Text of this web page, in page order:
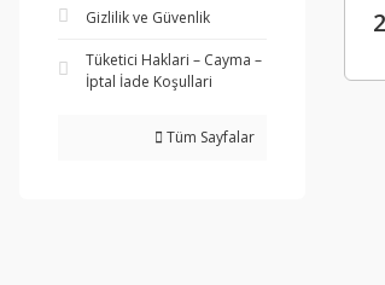
Gizlilik ve Güvenlik
Tüketici Haklari – Cayma –
İptal İade Koşullari
Tüm Sayfalar